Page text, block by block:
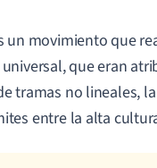
un movimiento que
que eran
tramas no lineales,
entre la alta